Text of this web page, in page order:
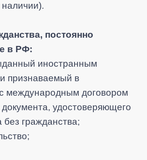
постоянно
в РФ:
иностранным
признаваемый в
международным договором
удостоверяющего
без гражданства;